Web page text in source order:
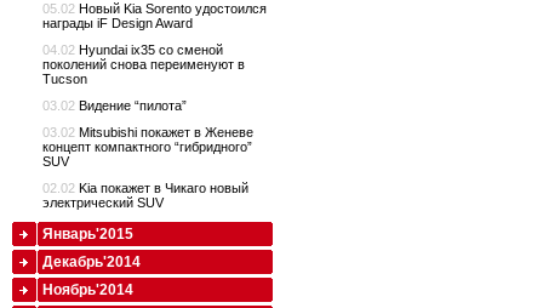
05.02 Новый Kia Sorento удостоился
награды iF Design Award
04.02 Hyundai ix35 со сменой
поколений снова переименуют в
Tucson
03.02 Видение “пилота”
03.02 Mitsubishi покажет в Женеве
концепт компактного “гибридного”
SUV
02.02 Kia покажет в Чикаго новый
электрический SUV
Январь'2015
Декабрь'2014
Ноябрь'2014